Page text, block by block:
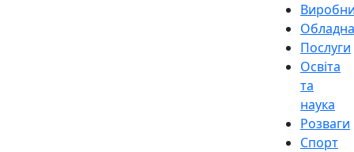
Послуги
Освіта
та
наука
Розваги
Спорт